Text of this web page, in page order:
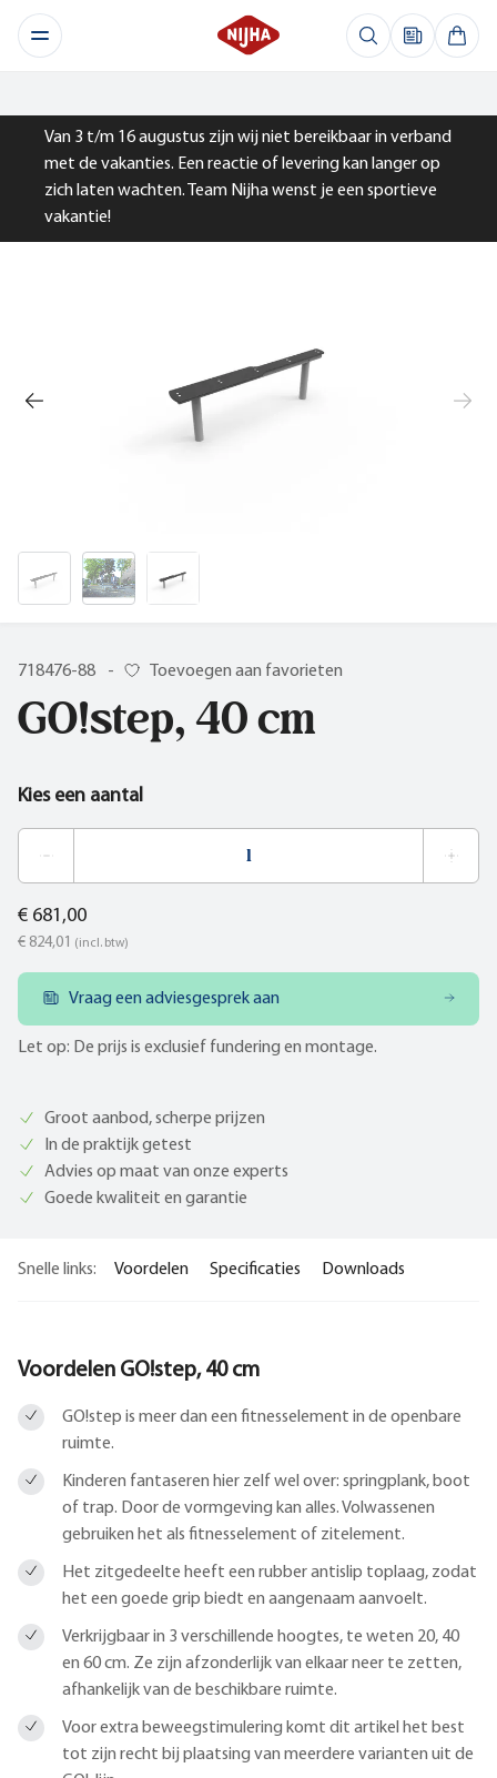
Van 3 t/m 16 augustus zijn wij niet bereikbaar in verband
met de vakanties. Een reactie of levering kan langer op
zich laten wachten. Team Nijha wenst je een sportieve
vakantie!
718476-88 - Toevoegen aan favorieten
GO!step, 40 cm
Kies een aantal
€ 681,00
€ 824,01 (incl. btw)
Vraag een adviesgesprek aan
Let op: De prijs is exclusief fundering en montage.
Groot aanbod, scherpe prijzen
In de praktijk getest
Advies op maat van onze experts
Goede kwaliteit en garantie
Snelle links: Voordelen Specificaties Downloads
Voordelen GO!step, 40 cm
GO!step is meer dan een fitnesselement in de openbare
ruimte.
Kinderen fantaseren hier zelf wel over: springplank, boot
of trap. Door de vormgeving kan alles. Volwassenen
gebruiken het als fitnesselement of zitelement.
Het zitgedeelte heeft een rubber antislip toplaag, zodat
het een goede grip biedt en aangenaam aanvoelt.
Verkrijgbaar in 3 verschillende hoogtes, te weten 20, 40
en 60 cm. Ze zijn afzonderlijk van elkaar neer te zetten,
afhankelijk van de beschikbare ruimte.
Voor extra beweegstimulering komt dit artikel het best
tot zijn recht bij plaatsing van meerdere varianten uit de